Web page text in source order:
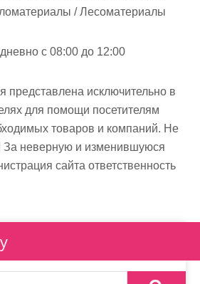
/ Лесоматериалы
с 08:00 до 12:00
исключительно в
для помощи посетителям
товаров и компаний. Не
За неверную и изменившуюся
сайта ответственность